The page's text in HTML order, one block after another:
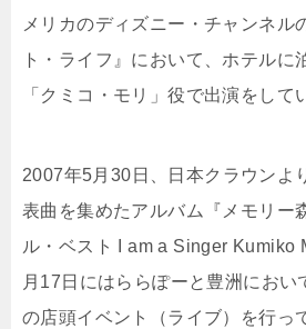
メリカのディズニー・チャンネル
ト・ライフ』において、ホテルに
「クミコ・モリ」役で出演をして
2007年5月30日、日本クラウンよ
表曲を集めたアルバム『メモリー
ル・ベスト I am a Singer Kumiko
月17日にはららぽーと豊洲におい
の店頭イベント（ライブ）を行っ